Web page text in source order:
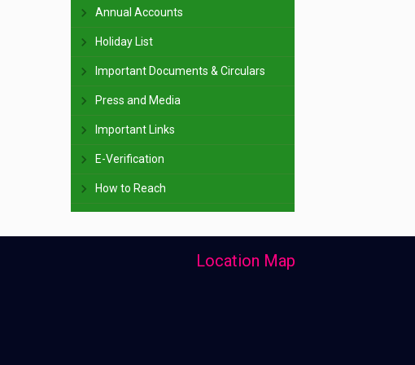
Annual Accounts
Holiday List
Important Documents & Circulars
Press and Media
Important Links
E-Verification
How to Reach
Location Map